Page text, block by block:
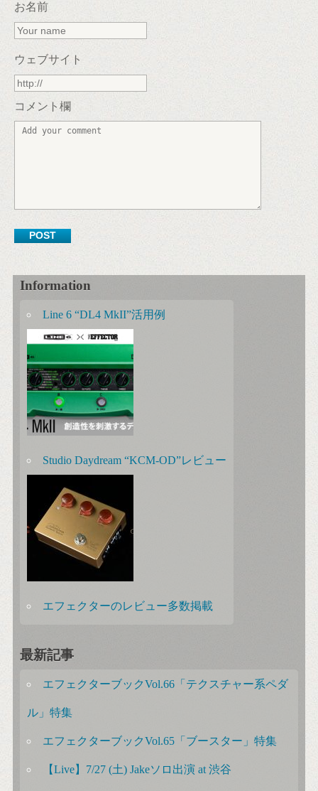
お名前
ウェブサイト
コメント欄
Information
Line 6 “DL4 MkII”活用例
Studio Daydream “KCM-OD”レビュー
エフェクターのレビュー多数掲載
最新記事
エフェクターブックVol.66「テクスチャー系ペダ
ル」特集
エフェクターブックVol.65「ブースター」特集
【Live】7/27 (土) Jakeソロ出演 at 渋谷